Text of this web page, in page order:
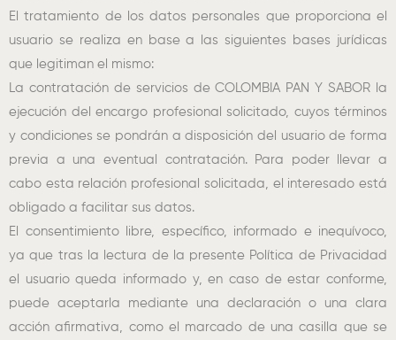
El tratamiento de los datos personales que proporciona el
usuario se realiza en base a las siguientes bases jurídicas
que legitiman el mismo:
La contratación de servicios de COLOMBIA PAN Y SABOR la
ejecución del encargo profesional solicitado, cuyos términos
y condiciones se pondrán a disposición del usuario de forma
previa a una eventual contratación. Para poder llevar a
cabo esta relación profesional solicitada, el interesado está
obligado a facilitar sus datos.
El consentimiento libre, específico, informado e inequívoco,
ya que tras la lectura de la presente Política de Privacidad
el usuario queda informado y, en caso de estar conforme,
puede aceptarla mediante una declaración o una clara
acción afirmativa, como el marcado de una casilla que se